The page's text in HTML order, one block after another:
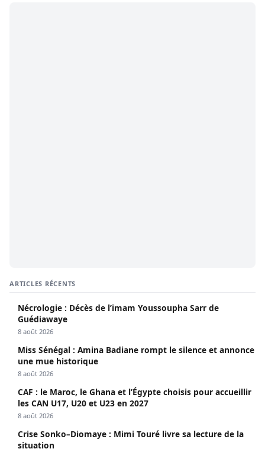
ARTICLES RÉCENTS
Nécrologie : Décès de l’imam Youssoupha Sarr de
Guédiawaye
8 août 2026
Miss Sénégal : Amina Badiane rompt le silence et annonce
une mue historique
8 août 2026
CAF : le Maroc, le Ghana et l’Égypte choisis pour accueillir
les CAN U17, U20 et U23 en 2027
8 août 2026
Crise Sonko–Diomaye : Mimi Touré livre sa lecture de la
situation